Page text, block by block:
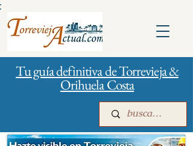
Tu guía definitiva de Torrevieja &
Orihuela Costa